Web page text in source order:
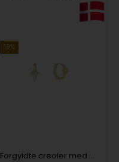
19%
Forgyldte creoler med zirkonia